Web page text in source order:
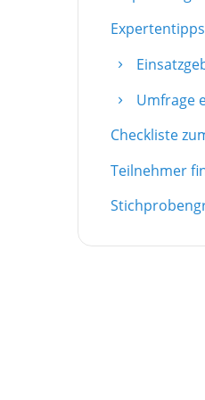
Umfrage
Checkliste
Teilnehmer